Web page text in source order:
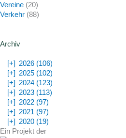
Vereine (20)
Verkehr (88)
Archiv
[+] 2026 (106)
[+] 2025 (102)
[+] 2024 (123)
[+] 2023 (113)
[+] 2022 (97)
[+] 2021 (97)
[+] 2020 (19)
Ein Projekt der